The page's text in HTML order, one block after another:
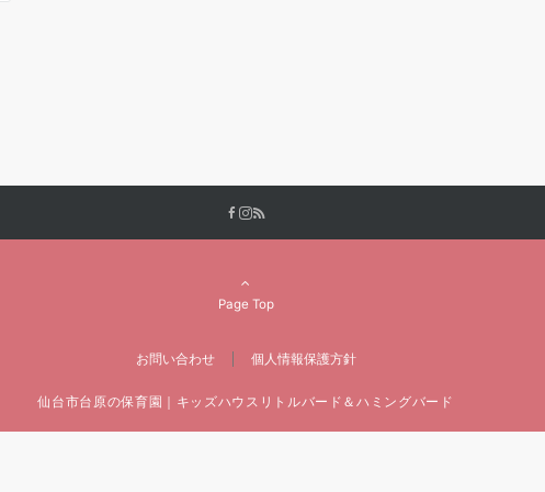
Page Top
お問い合わせ 個人情報保護方針
仙台市台原の保育園｜キッズハウスリトルバード＆ハミングバード